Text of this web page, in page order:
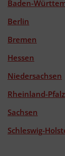
Baden-
Berlin
Bremen
Hessen
Niedersachsen
Rheinland-Pfalz
Sachsen
Schleswig-